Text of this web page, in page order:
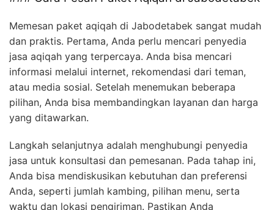
Memesan paket aqiqah di Jabodetabek sangat mudah
dan praktis. Pertama, Anda perlu mencari penyedia
jasa aqiqah yang terpercaya. Anda bisa mencari
informasi melalui internet, rekomendasi dari teman,
atau media sosial. Setelah menemukan beberapa
pilihan, Anda bisa membandingkan layanan dan harga
yang ditawarkan.
Langkah selanjutnya adalah menghubungi penyedia
jasa untuk konsultasi dan pemesanan. Pada tahap ini,
Anda bisa mendiskusikan kebutuhan dan preferensi
Anda, seperti jumlah kambing, pilihan menu, serta
waktu dan lokasi pengiriman. Pastikan Anda